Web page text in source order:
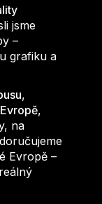
jsme
–
grafiku a
,
,
na
Evropě –